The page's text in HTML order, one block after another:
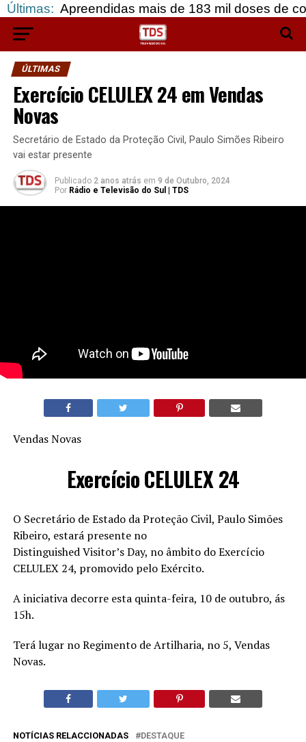
Últimas: mais de 183 mil doses de cocaína, em
ÚLTIMAS
Exercício CELULEX 24 em Vendas
Novas
Secretário de Estado da Proteção Civil, Paulo Simões Ribeiro
vai estar presente
Publicado 2 anos atrás em 9 de Outubro, 2024
Por Rádio e Televisão do Sul | TDS
Vendas Novas
Exercício CELULEX 24
O Secretário de Estado da Proteção Civil, Paulo Simões
Ribeiro, estará presente no
Distinguished Visitor’s Day, no âmbito do Exercício
CELULEX 24, promovido pelo Exército.
A iniciativa decorre esta quinta-feira, 10 de outubro, ás
15h.
Terá lugar no Regimento de Artilharia, no 5, Vendas
Novas.
NOTÍCIAS RELACCIONADAS DESTAQUE